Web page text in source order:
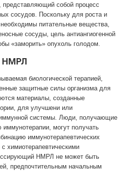
представляющий собой процесс
сосудов. Поскольку для роста и
питательные вещества,
сосуды, цель антиангиогенной
«заморить» опухоль голодом.
НМРЛ
биологической терапией,
защитные силы организма для
материалы, созданные
для улучшени или
системы. Люди, получающие
могут получать
иммунотерапевтических
химиотерапевтическими
НМРЛ не может быть
предпочтительным начальным